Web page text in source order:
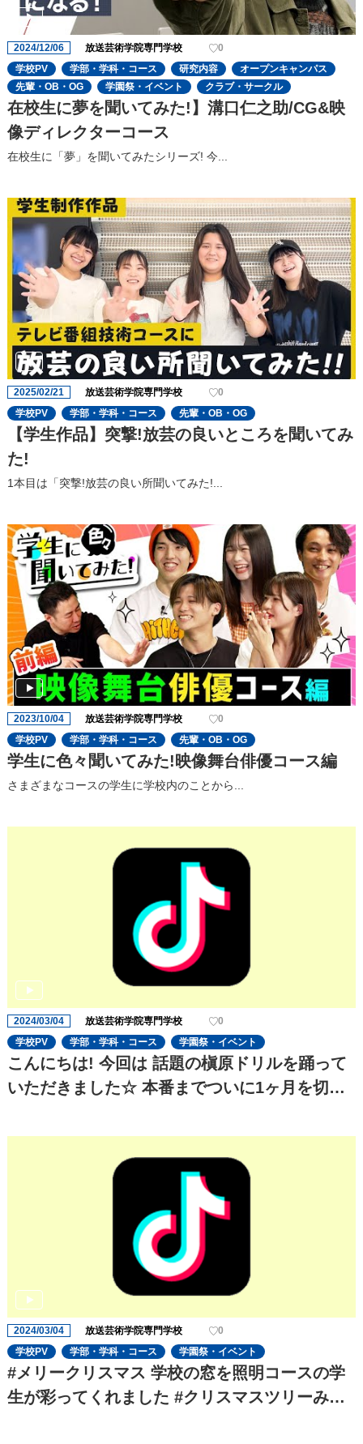
2024/12/06 放送芸術学院専門学校
0
学校PV
学部・学科・コース 研究内容
オープンキャンパス
先輩・OB・OG
学園祭・イベント クラブ・サークル
在校生に夢を聞いてみた!】溝口仁之助/CG&映
像ディレクターコース
在校生に「夢」を聞いてみたシリーズ! 今...
2025/02/21 放送芸術学院専門学校
0
学校PV
学部・学科・コース 先輩・OB・OG
【学生作品】突撃!放芸の良いところを聞いてみ
た!
1本目は「突撃!放芸の良い所聞いてみた!...
2023/10/04 放送芸術学院専門学校
0
学校PV
学部・学科・コース 先輩・OB・OG
学生に色々聞いてみた!映像舞台俳優コース編
さまざまなコースの学生に学校内のことから...
2024/03/04 放送芸術学院専門学校
0
学校PV
学部・学科・コース 学園祭・イベント
こんにちは! 今回は 話題の槇原ドリルを踊って
いただきました☆ 本番までついに1ヶ月を切
これからも期待です!
2024/03/04 放送芸術学院専門学校
0
学校PV
学部・学科・コース 学園祭・イベント
#メリークリスマス 学校の窓を照明コースの学
生が彩ってくれました #クリスマスツリーみた